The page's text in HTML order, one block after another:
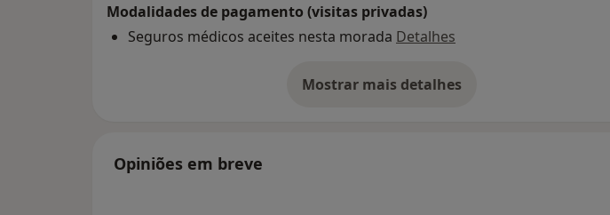
Modalidades de pagamento (visitas privadas)
Seguros médicos aceites nesta morada Detalhes
Mostrar mais detalhes
sobre o endereço
Opiniões em breve